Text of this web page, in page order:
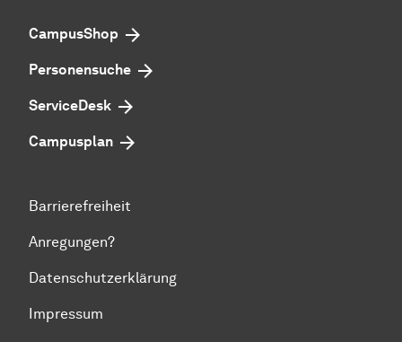
CampusShop
Personensuche
ServiceDesk
Campusplan
Barrierefreiheit
Anregungen?
Datenschutzerklärung
Impressum